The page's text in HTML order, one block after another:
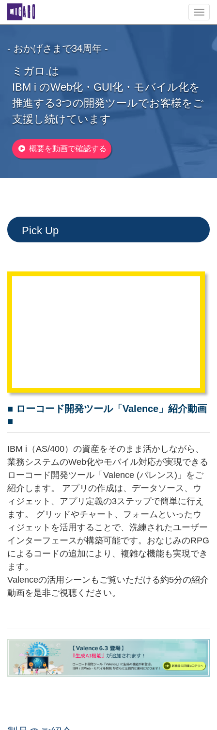
- おかげさまで34周年 -
ミガロ.は
IBM i のWeb化・GUI化・モバイル化を
推進する 3つの開発ツールでお客様をご
支援し続けています
概要を動画で確認する
Pick Up
■ ローコード開発ツール「Valence」紹介動画
■
IBM i（AS/400）の資産をそのまま活かしながら、
業務システムのWeb化やモバイル対応が実現できる
ローコード開発ツール「Valence (バレンス)」をご
紹介します。 アプリの作成は、データソース、ウ
ィジェット、アプリ定義の3ステップで簡単に行え
ます。 グリッドやチャート、フォームといったウ
ィジェットを活用することで、洗練されたユーザー
インターフェースが構築可能です。おなじみのRPG
によるコードの追加により、複雑な機能も実現でき
ます。
Valenceの活用シーンもご覧いただける約5分の紹介
動画を是非ご視聴ください。